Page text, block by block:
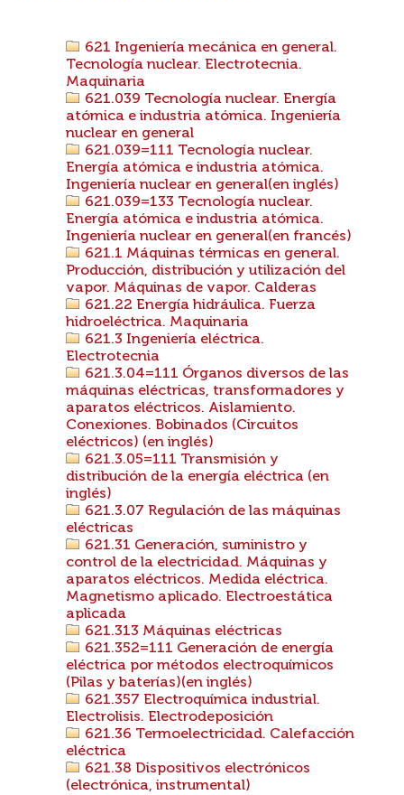
621 Ingeniería mecánica en general.
Tecnología nuclear. Electrotecnia.
Maquinaria
621.039 Tecnología nuclear. Energía
atómica e industria atómica. Ingeniería
nuclear en general
621.039=111 Tecnología nuclear.
Energía atómica e industria atómica.
Ingeniería nuclear en general(en inglés)
621.039=133 Tecnología nuclear.
Energía atómica e industria atómica.
Ingeniería nuclear en general(en francés)
621.1 Máquinas térmicas en general.
Producción, distribución y utilización del
vapor. Máquinas de vapor. Calderas
621.22 Energía hidráulica. Fuerza
hidroeléctrica. Maquinaria
621.3 Ingeniería eléctrica.
Electrotecnia
621.3.04=111 Órganos diversos de las
máquinas eléctricas, transformadores y
aparatos eléctricos. Aislamiento.
Conexiones. Bobinados (Circuitos
eléctricos) (en inglés)
621.3.05=111 Transmisión y
distribución de la energía eléctrica (en
inglés)
621.3.07 Regulación de las máquinas
eléctricas
621.31 Generación, suministro y
control de la electricidad. Máquinas y
aparatos eléctricos. Medida eléctrica.
Magnetismo aplicado. Electroestática
aplicada
621.313 Máquinas eléctricas
621.352=111 Generación de energía
eléctrica por métodos electroquímicos
(Pilas y baterías)(en inglés)
621.357 Electroquímica industrial.
Electrolisis. Electrodeposición
621.36 Termoelectricidad. Calefacción
eléctrica
621.38 Dispositivos electrónicos
(electrónica, instrumental)